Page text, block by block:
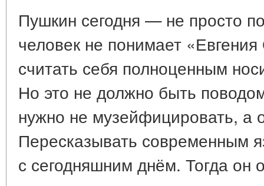
Пушкин сегодня — не просто
человек не понимает
считать себя полноценным
Но это не должно быть
нужно не музейфицировать, а
Пересказывать современным
с сегодняшним днём. Тогда он